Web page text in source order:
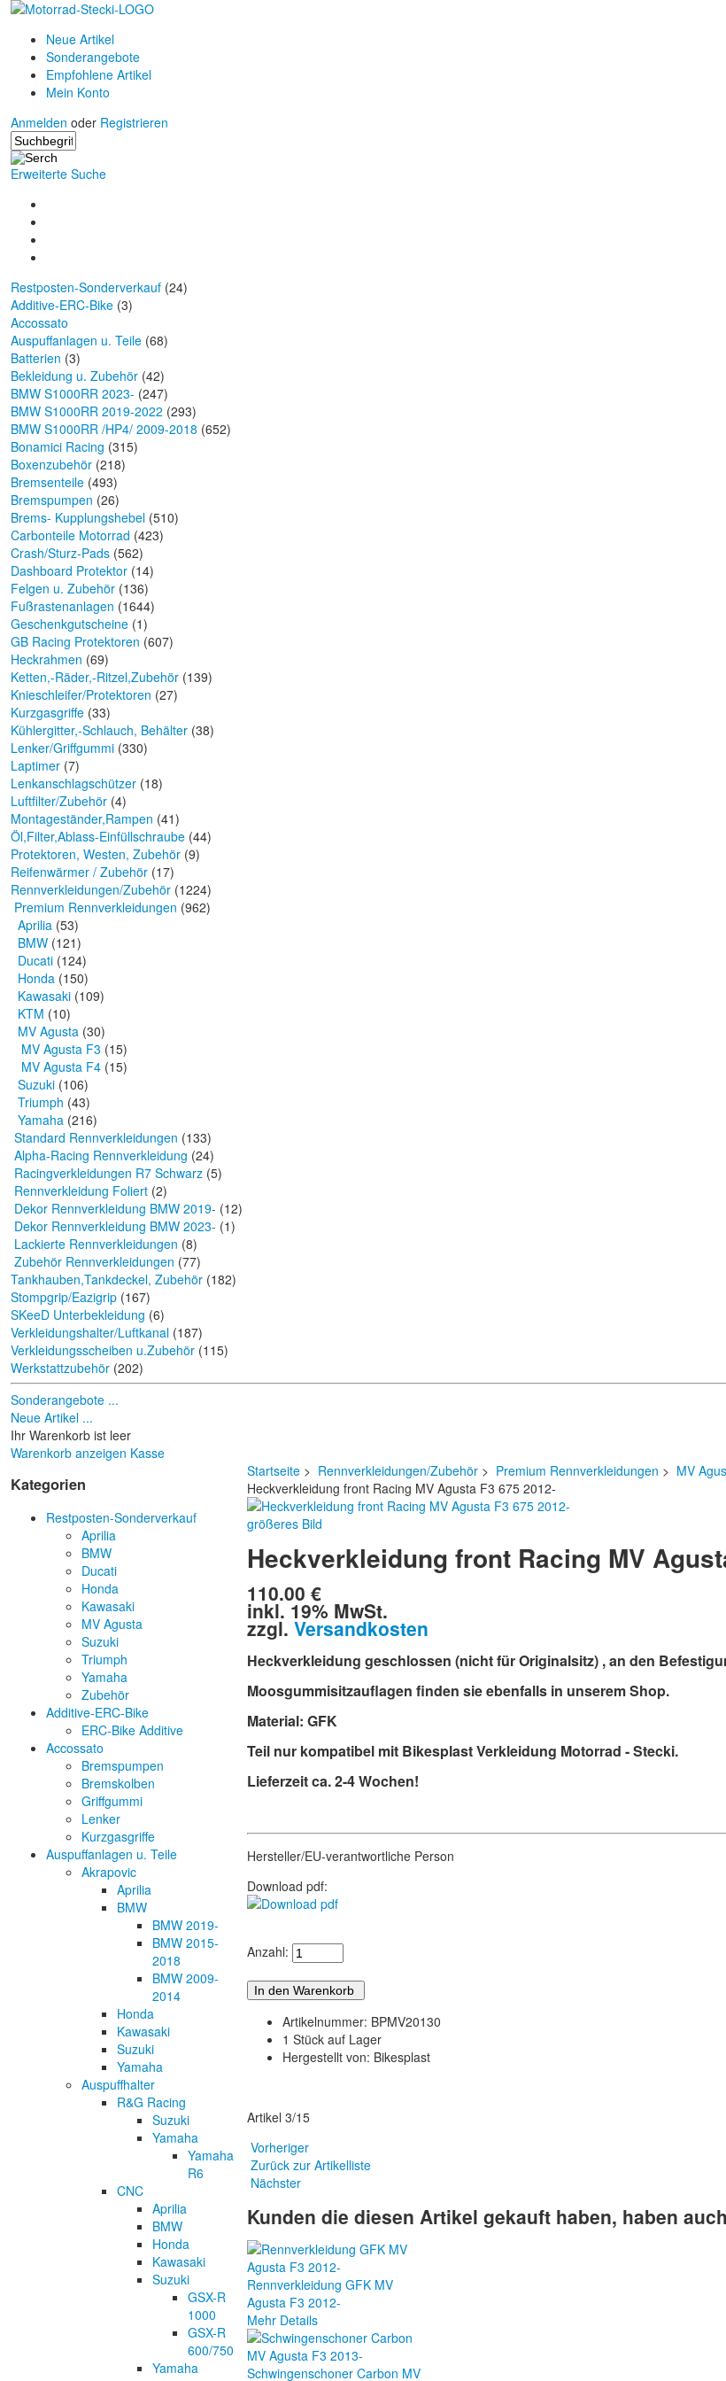
Neue Artikel
Sonderangebote
Empfohlene Artikel
Mein Konto
Anmelden oder Registrieren
Erweiterte Suche
Restposten-Sonderverkauf (24)
Additive-ERC-Bike (3)
Accossato
Auspuffanlagen u. Teile (68)
Batterien (3)
Bekleidung u. Zubehör (42)
BMW S1000RR 2023- (247)
BMW S1000RR 2019-2022 (293)
BMW S1000RR /HP4/ 2009-2018 (652)
Bonamici Racing (315)
Boxenzubehör (218)
Bremsenteile (493)
Bremspumpen (26)
Brems- Kupplungshebel (510)
Carbonteile Motorrad (423)
Crash/Sturz-Pads (562)
Dashboard Protektor (14)
Felgen u. Zubehör (136)
Fußrastenanlagen (1644)
Geschenkgutscheine (1)
GB Racing Protektoren (607)
Heckrahmen (69)
Ketten,-Räder,-Ritzel,Zubehör (139)
Knieschleifer/Protektoren (27)
Kurzgasgriffe (33)
Kühlergitter,-Schlauch, Behälter (38)
Lenker/Griffgummi (330)
Laptimer (7)
Lenkanschlagschützer (18)
Luftfilter/Zubehör (4)
Montageständer,Rampen (41)
Öl,Filter,Ablass-Einfüllschraube (44)
Protektoren, Westen, Zubehör (9)
Reifenwärmer / Zubehör (17)
Rennverkleidungen/Zubehör (1224)
Premium Rennverkleidungen (962)
Aprilia (53)
BMW (121)
Ducati (124)
Honda (150)
Kawasaki (109)
KTM (10)
MV Agusta (30)
MV Agusta F3 (15)
MV Agusta F4 (15)
Suzuki (106)
Triumph (43)
Yamaha (216)
Standard Rennverkleidungen (133)
Alpha-Racing Rennverkleidung (24)
Racingverkleidungen R7 Schwarz (5)
Rennverkleidung Foliert (2)
Dekor Rennverkleidung BMW 2019- (12)
Dekor Rennverkleidung BMW 2023- (1)
Lackierte Rennverkleidungen (8)
Zubehör Rennverkleidungen (77)
Tankhauben,Tankdeckel, Zubehör (182)
Stompgrip/Eazigrip (167)
SKeeD Unterbekleidung (6)
Verkleidungshalter/Luftkanal (187)
Verkleidungsscheiben u.Zubehör (115)
Werkstattzubehör (202)
Sonderangebote ...
Neue Artikel ...
Ihr Warenkorb ist leer
Warenkorb anzeigen Kasse
Kategorien
Restposten-Sonderverkauf
Aprilia
BMW
Ducati
Honda
Kawasaki
MV Agusta
Suzuki
Triumph
Yamaha
Zubehör
Additive-ERC-Bike
ERC-Bike Additive
Accossato
Bremspumpen
Bremskolben
Griffgummi
Lenker
Kurzgasgriffe
Auspuffanlagen u. Teile
Akrapovic
Aprilia
BMW
BMW 2019-
BMW 2015-
2018
BMW 2009-
2014
Honda
Kawasaki
Suzuki
Yamaha
Auspuffhalter
R&G Racing
Suzuki
Yamaha
Yamaha
R6
CNC
Aprilia
BMW
Honda
Kawasaki
Suzuki
GSX-R
1000
GSX-R
600/750
Yamaha
Startseite > Rennverkleidungen/Zubehör > Premium Rennverkleidungen > MV
Heckverkleidung front Racing MV Agusta F3 675 2012-
größeres Bild
Heckverkleidung front Racing MV
110.00 €
inkl. 19% MwSt.
zzgl.Versandkosten
Heckverkleidung geschlossen (nicht für Originalsitz) , an den
Moosgummisitzauflagen finden sie ebenfalls in unserem Shop.
Material: GFK
Teil nur kompatibel mit Bikesplast Verkleidung Motorrad - Stecki.
Lieferzeit ca. 2-4 Wochen!
Hersteller/EU-verantwortliche Person
Download pdf:
Anzahl:
Artikelnummer: BPMV20130
1 Stück auf Lager
Hergestellt von: Bikesplast
Artikel 3/15
Vorheriger
Zurück zur Artikelliste
Nächster
Kunden die diesen Artikel gekauft haben, haben
Rennverkleidung GFK MV
Agusta F3 2012-
Mehr Details
Schwingenschoner Carbon MV